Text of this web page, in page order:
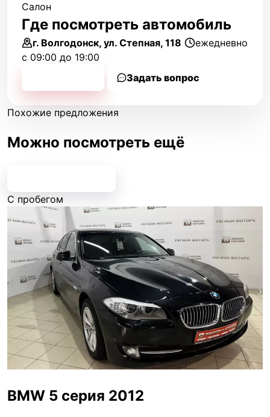
Салон
Где посмотреть автомобиль
г. Волгодонск, ул. Степная, 118
ежедневно
с 09:00 до 19:00
Задать вопрос
Похожие предложения
Можно посмотреть ещё
С пробегом
BMW 5 серия 2012